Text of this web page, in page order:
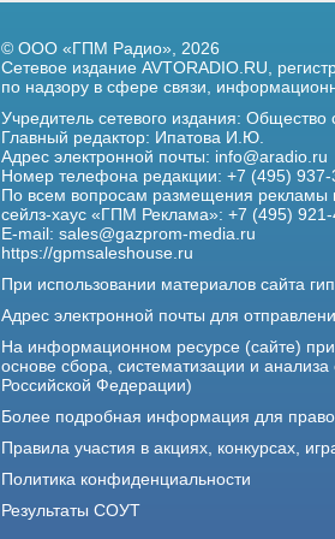
© ООО «ГПМ Радио», 2026
Сетевое издание AVTORADIO.RU,
по надзору в сфере связи,
Учредитель сетевого издания:
Главный редактор: Ипатова И.Ю.
Адрес электронной почты: info@aradio.ru
Номер телефона редакции: +7 (495) 937-
По всем вопросам размещения рекламы
сейлз-хаус «ГПМ Реклама»: +7 (495)
E-mail: sales@gazprom-media.ru
https://gpmsaleshouse.ru
При использовании материалов сайта
Адрес электронной почты для
На информационном ресурсе (сайте)
основе сбора, систематизации и
Российской Федерации)
Более подробная информация для
Правила участия в акциях, конкурсах,
Политика конфиденциальности
Результаты СОУТ